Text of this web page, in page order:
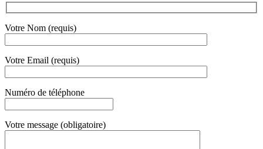
Votre Nom (requis)
Votre Email (requis)
Numéro de téléphone
Votre message (obligatoire)